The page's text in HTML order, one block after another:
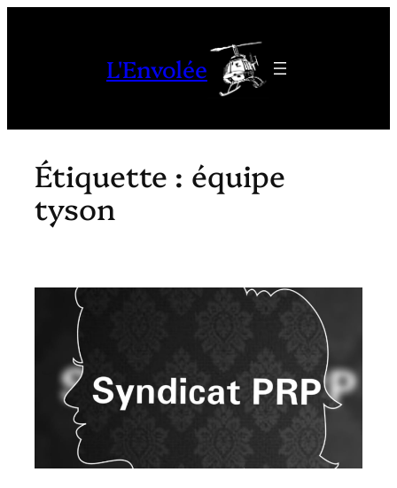
L'Envolée
Étiquette : équipe
tyson